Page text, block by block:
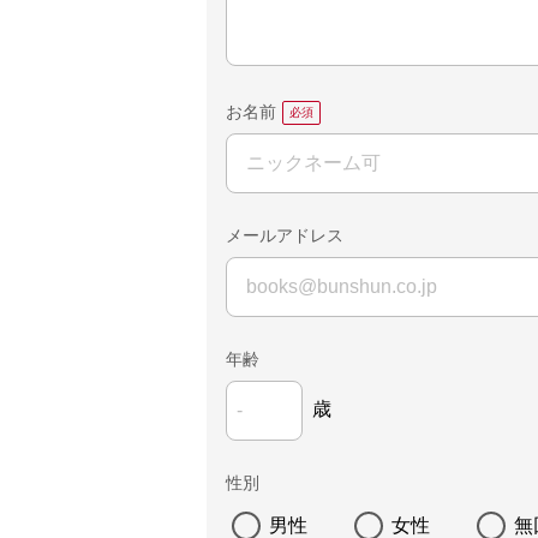
お名前
メールアドレス
年齢
歳
性別
男性 女性 無